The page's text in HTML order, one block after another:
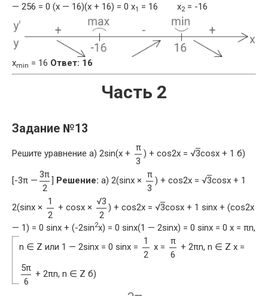
— 256 = 0 (x — 16)(x + 16) = 0 x1 = 16 x2 = -16
xmin = 16 Ответ: 16
Часть 2
Задание №13
Решите уравнение а) 2sin(x +
π
3
) + cos2x = √3cosx + 1 б)
[-3π —
3π
2
Решение: а) 2(sinx ×
π
3
) + cos2x = √3cosx + 1
2(sinx ×
1
2
+ cosx ×
√3
2
) + cos2x = √3cosx + 1 sinx + (cos2x
— 1) = 0 sinx + (-2sin2x) = 0 sinx(1 — 2sinx) = 0 sinx = 0 x = πn,
n ∈ Z или 1 — 2sinx = 0 sinx =
1
2
x =
π
6
+ 2πn, n ∈ Z x =
5π
6
+ 2πn, n ∈ Z б)